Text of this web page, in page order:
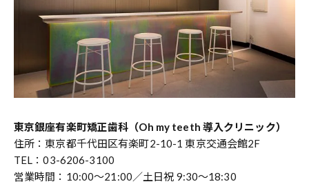
東京銀座有楽町矯正歯科（Oh my teeth 導入クリニック）
住所：東京都千代田区有楽町2-10-1 東京交通会館2F
TEL：03-6206-3100
営業時間：10:00～21:00／土日祝 9:30～18:30